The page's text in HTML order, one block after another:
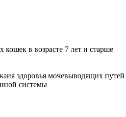
в возрасте 7 лет и старше
здоровья мочевыводящих
системы